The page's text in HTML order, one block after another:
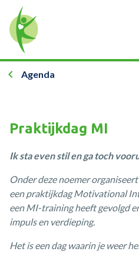
Agenda
Praktijkdag MI
Ik sta even stil en ga toch
Onder deze noemer
een praktijkdag Motivational
een MI-training heeft gevolgd
impuls en verdieping.
Het is een dag waarin je weer